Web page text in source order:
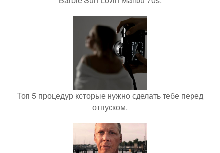
Топ 5 процедур которые нужно сделать тебе перед
отпуском.